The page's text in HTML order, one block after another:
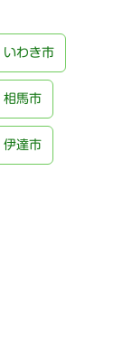
いわき市
相馬市
伊達市